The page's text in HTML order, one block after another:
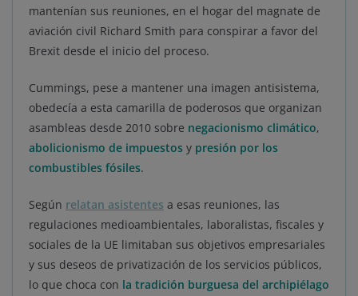
mantenían sus reuniones, en el hogar del magnate de
aviación civil Richard Smith para conspirar a favor del
Brexit desde el inicio del proceso.
Cummings, pese a mantener una imagen antisistema,
obedecía a esta camarilla de poderosos que organizan
asambleas desde 2010 sobre negacionismo climático,
abolicionismo de impuestos y presión por los
combustibles fósiles.
Según relatan asistentes a esas reuniones, las
regulaciones medioambientales, laboralistas, fiscales y
sociales de la UE limitaban sus objetivos empresariales
y sus deseos de privatización de los servicios públicos,
lo que choca con la tradición burguesa del archipiélago
Rechazar cookies Política de cookies